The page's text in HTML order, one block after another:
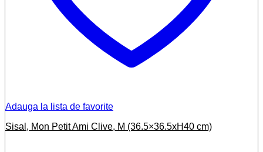
Adauga la lista de favorite
Sisal, Mon Petit Ami Clive, M (36.5×36.5xH40 cm)